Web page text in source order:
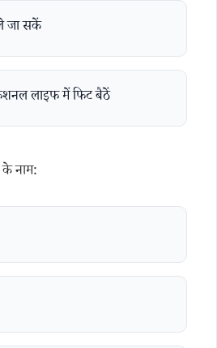
जा सकें
लाइफ में फिट बैठें
नाम: